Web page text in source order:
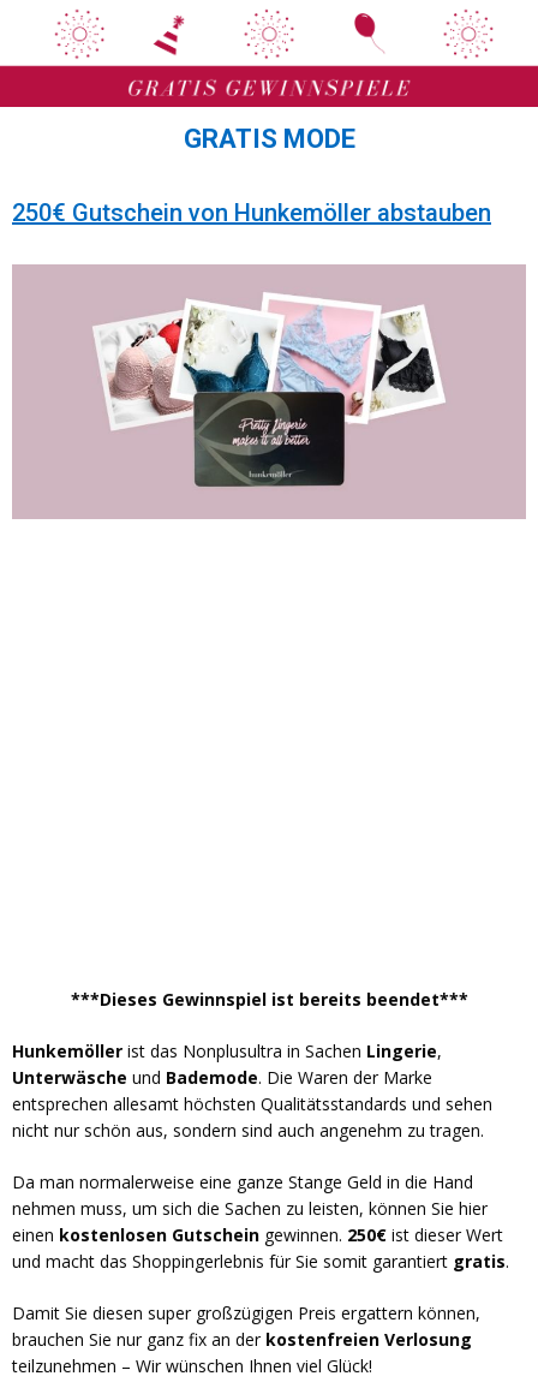
springen
springen
GRATIS MODE
250€ Gutschein von Hunkemöller abstauben
***Dieses Gewinnspiel ist bereits beendet***
Hunkemöller ist das Nonplusultra in Sachen Lingerie,
Unterwäsche und Bademode. Die Waren der Marke
entsprechen allesamt höchsten Qualitätsstandards und sehen
nicht nur schön aus, sondern sind auch angenehm zu tragen.
Da man normalerweise eine ganze Stange Geld in die Hand
nehmen muss, um sich die Sachen zu leisten, können Sie hier
einen kostenlosen Gutschein gewinnen. 250€ ist dieser Wert
und macht das Shoppingerlebnis für Sie somit garantiert gratis.
Damit Sie diesen super großzügigen Preis ergattern können,
brauchen Sie nur ganz fix an der kostenfreien Verlosung
teilzunehmen – Wir wünschen Ihnen viel Glück!